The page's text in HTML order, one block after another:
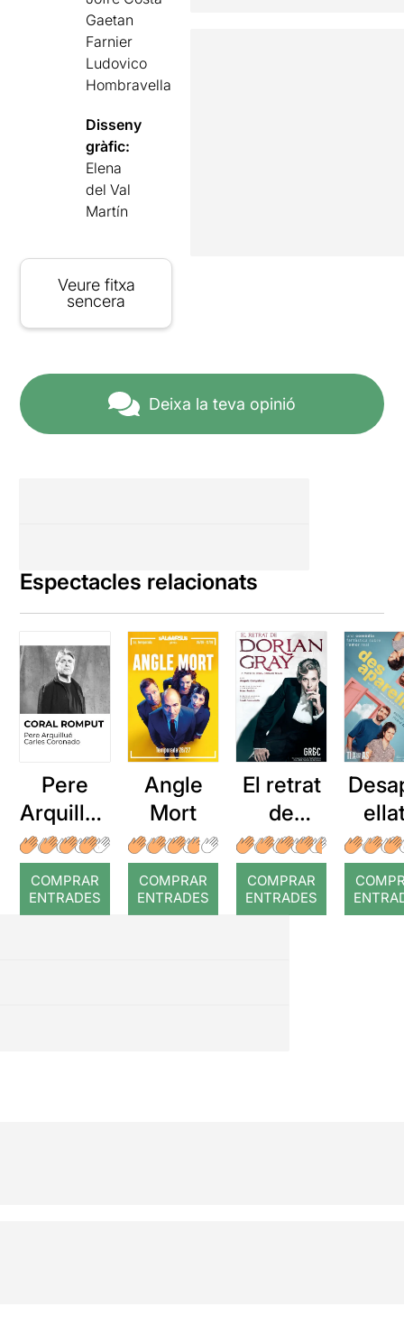
Gaetan
Farnier
Ludovico
Hombravella
Disseny
gràfic:
Elena
del Val
Martín
Veure fitxa
sencera
Deixa la teva opinió
Espectacles relacionats
Pere
Arquillué
: Coral
romput
COMPRAR
ENTRADES
Angle
Mort
COMPRAR
ENTRADES
El retrat
de
Dorian
Gray
COMPRAR
ENTRADES